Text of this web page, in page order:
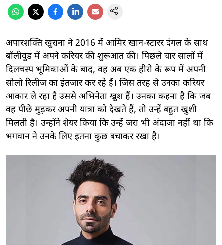
अपारशक्ति खुराना ने 2016 में आमिर खान-स्टारर दंगल के साथ
बॉलीवुड में अपने करियर की शुरूआत की। पिछले चार सालों में
दिलचस्प भूमिकाओं के बाद, वह अब एक हीरो के रूप में अपनी
सोलो रिलीज का इंतजार कर रहे हैं। जिस तरह से उनका करियर
आकार ले रहा है उससे अभिनेता खुश हैं। उनका कहना है कि जब
वह पीछे मुड़कर अपनी यात्रा को देखते हैं, तो उन्हें बहुत खुशी
मिलती है। उन्होंने शेयर किया कि उन्हें जरा भी अंदाजा नहीं था कि
भगवान ने उनके लिए इतना कुछ बचाकर रखा है।